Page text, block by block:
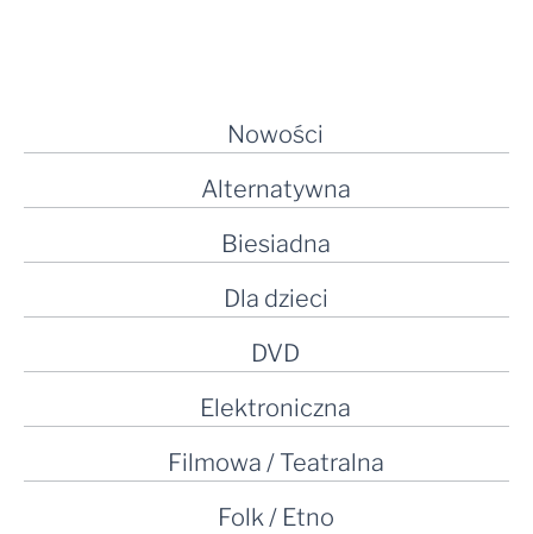
Nowości
Alternatywna
Biesiadna
Dla dzieci
DVD
Elektroniczna
Filmowa / Teatralna
Folk / Etno